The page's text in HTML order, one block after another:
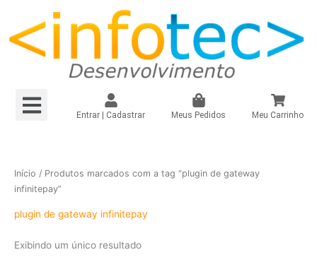
conteúdo
Menu
Entrar | Cadastrar Meus Pedidos Meu Carrinho
Início / Produtos marcados com a tag “plugin de gateway
infinitepay”
plugin de gateway infinitepay
Exibindo um único resultado